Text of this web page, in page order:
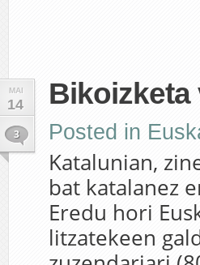
MAI
14
3
Bikoizketa
Posted in
Katalunian,
bat katalanez
Eredu hori
litzatekeen